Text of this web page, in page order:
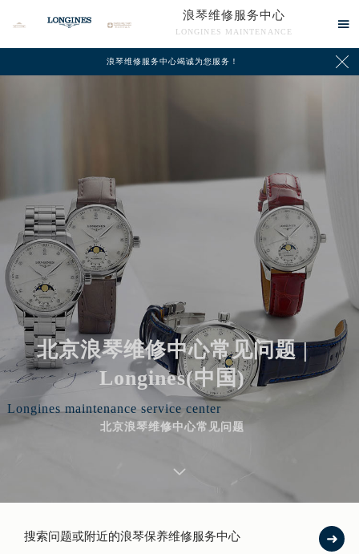
浪琴维修服务中心
LONGINES MAINTENANCE

浪琴维修服务中心竭诚为您服务！ 
北京浪琴维修中心常见问题 |
Longines(中国)
Longines maintenance service center
北京浪琴维修中心常见问题
联系我们